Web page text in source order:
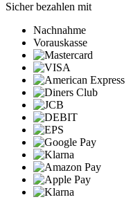
Sicher bezahlen mit
Nachnahme
Vorauskasse